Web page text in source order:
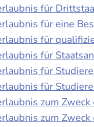
für
für eine
für
für
für
für
zum
zum